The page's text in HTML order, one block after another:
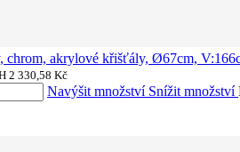
chrom, akrylové křišťály, Ø67cm,
2 330,58 Kč
Navýšit množství Snížit množství